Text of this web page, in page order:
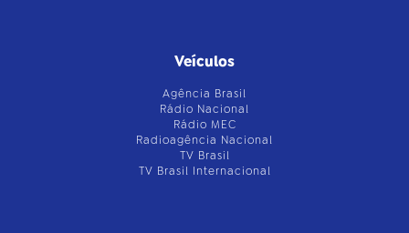
Veículos
Agência Brasil
Rádio Nacional
Rádio MEC
Radioagência Nacional
TV Brasil
TV Brasil Internacional